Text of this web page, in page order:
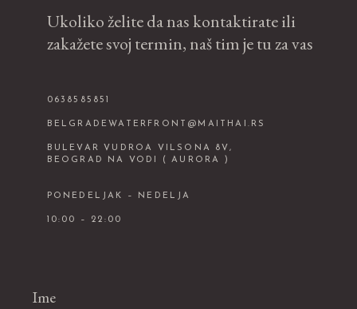
Ukoliko želite da nas kontaktirate ili
zakažete svoj termin, naš tim je tu za vas
0638585851
BELGRADEWATERFRONT@MAITHAI.RS
BULEVAR VUDROA VILSONA 8V,
BEOGRAD NA VODI ( AURORA )
PONEDELJAK – NEDELJA
10:00 – 22:00
Ime